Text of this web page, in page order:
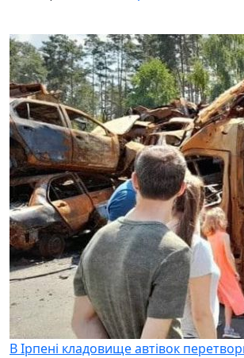
В Ірпені кладовище автівок